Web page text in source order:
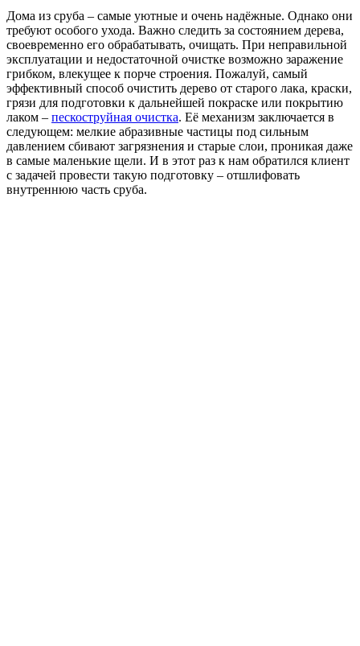
Дома из сруба – самые уютные и очень надёжные. Однако они
требуют особого ухода. Важно следить за состоянием дерева,
своевременно его обрабатывать, очищать. При неправильной
эксплуатации и недостаточной очистке возможно заражение
грибком, влекущее к порче строения. Пожалуй, самый
эффективный способ очистить дерево от старого лака, краски,
грязи для подготовки к дальнейшей покраске или покрытию
лаком – пескоструйная очистка. Её механизм заключается в
следующем: мелкие абразивные частицы под сильным
давлением сбивают загрязнения и старые слои, проникая даже
в самые маленькие щели. И в этот раз к нам обратился клиент
с задачей провести такую подготовку – отшлифовать
внутреннюю часть сруба.